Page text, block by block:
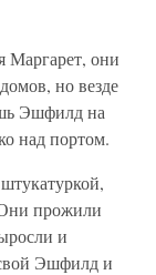
Маргарет, они
но везде
Эшфилд на
над портом.
прожили
и
Эшфилд и